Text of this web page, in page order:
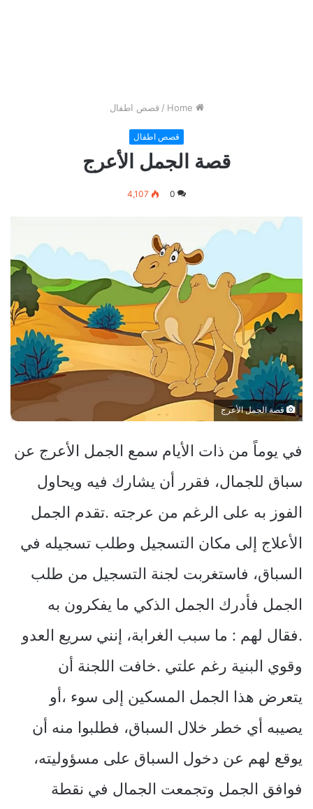
/ قصص اطفال
قصص اطفال
قصة الجمل الأعرج
0
4,107
قصة الجمل الأعرج
في يوماً من ذات الأيام سمع الجمل الأعرج عن
سباق للجمال، فقرر أن يشارك فيه ويحاول
الفوز به على الرغم من عرجته .تقدم الجمل
الأعلاج إلى مكان التسجيل وطلب تسجيله في
السباق، فاستغربت لجنة التسجيل من طلب
الجمل فأدرك الجمل الذكي ما يفكرون به
.فقال لهم : ما سبب الغرابة، إنني سريع العدو
وقوي البنية رغم علتي .خافت اللجنة أن
يتعرض هذا الجمل المسكين إلى سوء ،أو
يصيبه أي خطر خلال السباق، فطلبوا منه أن
يوقع لهم عن دخول السباق على مسؤوليته،
فوافق الجمل وتجمعت الجمال في نقطة